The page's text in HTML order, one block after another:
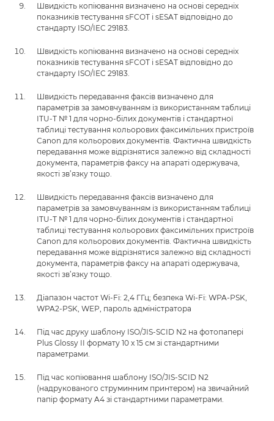
Швидкість копіювання визначено на основі середніх
показників тестування sFCOT і sESAT відповідно до
стандарту ISO/IEC 29183.
Швидкість копіювання визначено на основі середніх
показників тестування sFCOT і sESAT відповідно до
стандарту ISO/IEC 29183.
Швидкість передавання факсів визначено для
параметрів за замовчуванням із використанням таблиці
ITU-T № 1 для чорно-білих документів і стандартної
таблиці тестування кольорових факсимільних пристроїв
Canon для кольорових документів. Фактична швидкість
передавання може відрізнятися залежно від складності
документа, параметрів факсу на апараті одержувача,
якості зв’язку тощо.
Швидкість передавання факсів визначено для
параметрів за замовчуванням із використанням таблиці
ITU-T № 1 для чорно-білих документів і стандартної
таблиці тестування кольорових факсимільних пристроїв
Canon для кольорових документів. Фактична швидкість
передавання може відрізнятися залежно від складності
документа, параметрів факсу на апараті одержувача,
якості зв’язку тощо.
Діапазон частот Wi-Fi: 2,4 ГГц; безпека Wi-Fi: WPA-PSK,
WPA2-PSK, WEP, пароль адміністратора
Під час друку шаблону ISO/JIS-SCID N2 на фотопапері
Plus Glossy II формату 10 x 15 см зі стандартними
параметрами.
Під час копіювання шаблону ISO/JIS-SCID N2
(надрукованого струминним принтером) на звичайний
папір формату A4 зі стандартними параметрами.